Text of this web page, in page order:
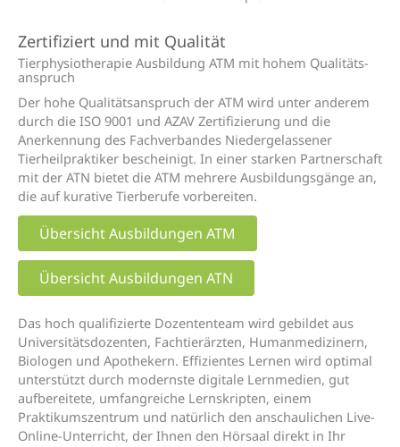
Zertifiziert und mit Qualität
Tierphysio­therapie Ausbildung ATM mit hohem Qualitäts­
anspruch
Der hohe Qualitätsanspruch der ATM wird unter anderem
durch die ISO 9001 und AZAV Zertifizierung und die
Anerkennung des Fachverbandes Niedergelassener
Tierheilpraktiker bescheinigt. In einer starken Partnerschaft
mit der ATN bietet die ATM mehrere Ausbildungsgänge an,
die auf kurative Tierberufe vorbereiten.
Übersicht Ausbildungen ATM
Übersicht Ausbildungen ATN
Das hoch qualifizierte Dozententeam wird gebildet aus
Universitätsdozenten, Fachtierärzten, Humanmedizinern,
Biologen und Apothekern. Effizientes Lernen wird optimal
unterstützt durch modernste digitale Lernmedien, gut
aufbereitete, umfangreiche Lernskripten, einem
Praktikumszentrum und natürlich den anschaulichen Live-
Online-Unterricht, der Ihnen den Hörsaal direkt in Ihr